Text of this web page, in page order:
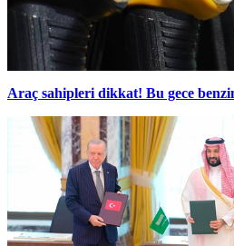
Araç sahipleri dikkat! Bu gece